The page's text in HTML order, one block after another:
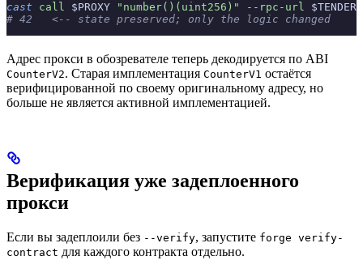
cast call $PROXY "number()(uint256)" --rpc-url
# 42   <-- state preserved; only the logic changed
Адрес прокси в обозревателе теперь декодируется по ABI
CounterV2. Старая имплементация CounterV1 остаётся
верифицированной по своему оригинальному адресу, но
больше не является активной имплементацией.
Верификация уже задеплоенного
прокси
Если вы задеплоили без --verify, запустите forge verify-
contract для каждого контракта отдельно.